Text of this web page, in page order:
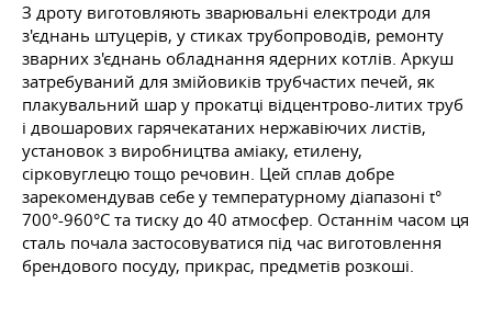
З дроту виготовляють зварювальні електроди для
з'єднань штуцерів, у стиках трубопроводів, ремонту
зварних з'єднань обладнання ядерних котлів. Аркуш
затребуваний для змійовиків трубчастих печей, як
плакувальний шар у прокатці відцентрово-литих труб
і двошарових гарячекатаних нержавіючих листів,
установок з виробництва аміаку, етилену,
сірковуглецю тощо речовин. Цей сплав добре
зарекомендував себе у температурному діапазоні t°
700°-960°C та тиску до 40 атмосфер. Останнім часом ця
сталь почала застосовуватися під час виготовлення
брендового посуду, прикрас, предметів розкоші.